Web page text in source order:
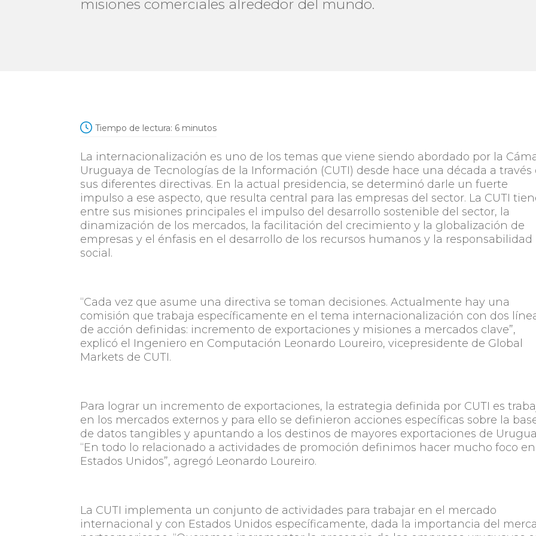
misiones comerciales alrededor del mundo.
Tiempo de lectura: 6 minutos
La internacionalización es uno de los temas que viene siendo abordado por la
Uruguaya de Tecnologías de la Información (CUTI) desde hace una década a través
sus diferentes directivas. En la actual presidencia, se determinó darle un fuerte
impulso a ese aspecto, que resulta central para las empresas del sector. La CUTI
entre sus misiones principales el impulso del desarrollo sostenible del sector, la
dinamización de los mercados, la facilitación del crecimiento y la globalización de
empresas y el énfasis en el desarrollo de los recursos humanos y la responsabilidad
social.
“Cada vez que asume una directiva se toman decisiones. Actualmente hay una
comisión que trabaja específicamente en el tema internacionalización con dos
de acción definidas: incremento de exportaciones y misiones a mercados clave”,
explicó el Ingeniero en Computación Leonardo Loureiro, vicepresidente de Global
Markets de CUTI.
Para lograr un incremento de exportaciones, la estrategia definida por CUTI es
en los mercados externos y para ello se definieron acciones específicas sobre la
de datos tangibles y apuntando a los destinos de mayores exportaciones de
“En todo lo relacionado a actividades de promoción definimos hacer mucho foco en
Estados Unidos”, agregó Leonardo Loureiro.
La CUTI implementa un conjunto de actividades para trabajar en el mercado
internacional y con Estados Unidos específicamente, dada la importancia del